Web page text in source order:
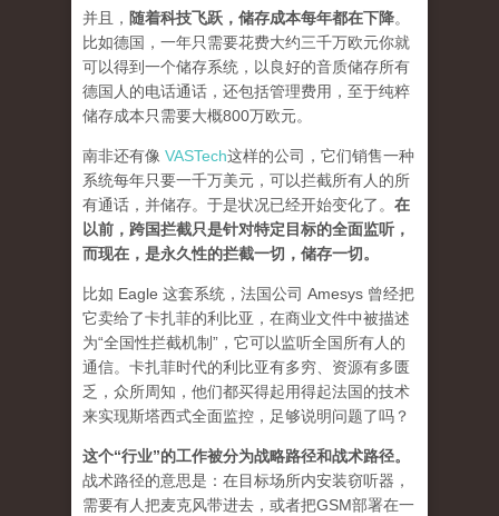
并且， 随着科技飞跃，储存成本每年都在下降。
比如德国，一年只需要花费大约三千万欧元你就
可以得到一个储存系统，以良好的音质储存所有
德国人的电话通话，还包括管理费用，至于纯粹
储存成本只需要大概800万欧元。
南非还有像 VASTech这样的公司，它们销售一种
系统每年只要一千万美元，可以拦截所有人的所
有通话，并储存。于是状况已经开始变化了。 在
以前，跨国拦截只是针对特定目标的全面监听，
而现在，是永久性的拦截一切，储存一切。
比如 Eagle 这套系统，法国公司 Amesys 曾经把
它卖给了卡扎菲的利比亚，在商业文件中被描述
为“全国性拦截机制”，它可以监听全国所有人的
通信。卡扎菲时代的利比亚有多穷、资源有多匮
乏，众所周知，他们都买得起用得起法国的技术
来实现斯塔西式全面监控，足够说明问题了吗？
这个“行业”的工作被分为战略路径和战术路径。
战术路径的意思是：在目标场所内安装窃听器，
需要有人把麦克风带进去，或者把GSM部署在一